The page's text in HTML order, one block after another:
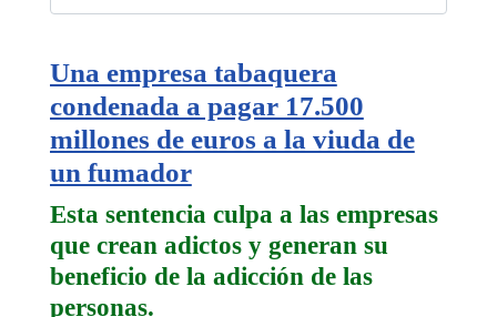
Una empresa tabaquera
condenada a pagar 17.500
millones de euros a la viuda de
un fumador
Esta sentencia culpa a las empresas
que crean adictos y generan su
beneficio de la adicción de las
personas.